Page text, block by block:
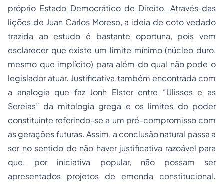
próprio Estado Democrático de Direito. Através das
lições de Juan Carlos Moreso, a ideia de coto vedado
trazida ao estudo é bastante oportuna, pois vem
esclarecer que existe um limite mínimo (núcleo duro,
mesmo que implícito) para além do qual não pode o
legislador atuar. Justificativa também encontrada com
a analogia que faz Jonh Elster entre “Ulisses e as
Sereias” da mitologia grega e os limites do poder
constituinte referindo-se a um pré-compromisso com
as gerações futuras. Assim, a conclusão natural passa a
ser no sentido de não haver justificativa razoável para
que, por iniciativa popular, não possam ser
apresentados projetos de emenda constitucional.